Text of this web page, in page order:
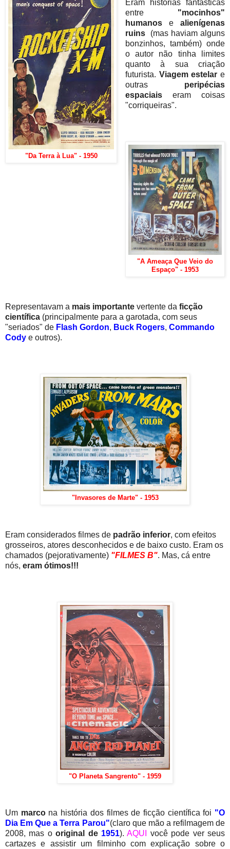
"Da Terra à Lua" - 1950
Eram histórias fantásticas
entre "mocinhos"
humanose alienígenas
ruins
(mas haviam alguns
bonzinhos, também) onde
o autor não tinha limites
quanto à sua criação
futurista. Viagem estelar e
outras peripécias
espaciais eram coisas
"corriqueiras".
"A Ameaça Que Veio do
Espaço" - 1953
Representavam a mais importante vertente da ficção
científica (principalmente para a garotada, com seus
"seriados" de Flash Gordon, Buck Rogers, Commando
Cody e outros).
"Invasores de Marte" - 1953
Eram considerados filmes de padrão inferior, com efeitos
grosseiros, atores desconhecidos e de baixo custo. Eram os
chamados (pejorativamente) "FILMES B". Mas, cá entre
nós, eram ótimos!!!
"O Planeta Sangrento" - 1959
Um marcona história dos filmes de ficção científica foi "O
Dia Em Que a Terra Parou"(claro que mão a refilmagem de
2008, mas ooriginal de 1951).AQUI
você pode ver seus
cartazes e assistir um filminho com explicação sobre o